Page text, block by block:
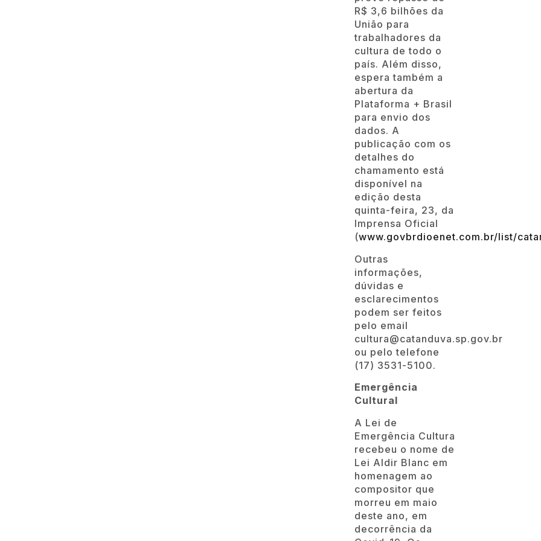
Plataforma + Brasil
para envio dos
dados. A
publicação com os
detalhes do
chamamento está
disponível na
edição desta
quinta-feira, 23, da
Imprensa Oficial
(www.govbrdioenet.com.br/list/
Outras
informações,
dúvidas e
esclarecimentos
podem ser feitos
pelo email
cultura@catanduva.sp.gov.br
ou pelo telefone
(17) 3531-5100.
Emergência
Cultural
A Lei de
Emergência Cultura
recebeu o nome de
Lei Aldir Blanc em
homenagem ao
compositor que
deste ano, em
decorrência da
Covid-19. Os
recursos da União
têm como objetivo
auxiliar as famílias
que encontram na
cultura o próprio
sustento. Todo o